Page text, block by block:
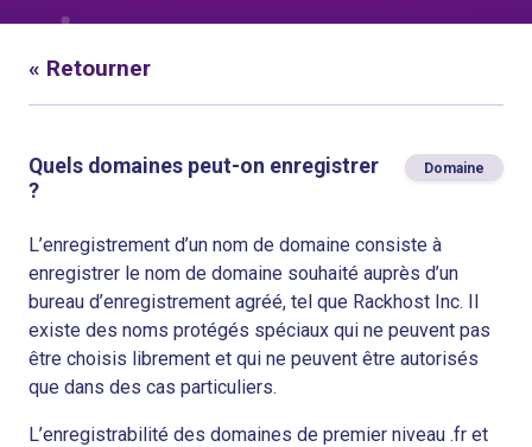
« Retourner
Quels domaines peut-on enregistrer
?
Domaine
L’enregistrement d’un nom de domaine consiste à
enregistrer le nom de domaine souhaité auprès d’un
bureau d’enregistrement agréé, tel que Rackhost Inc. Il
existe des noms protégés spéciaux qui ne peuvent pas
être choisis librement et qui ne peuvent être autorisés
que dans des cas particuliers.
L’enregistrabilité des domaines de premier niveau .fr et